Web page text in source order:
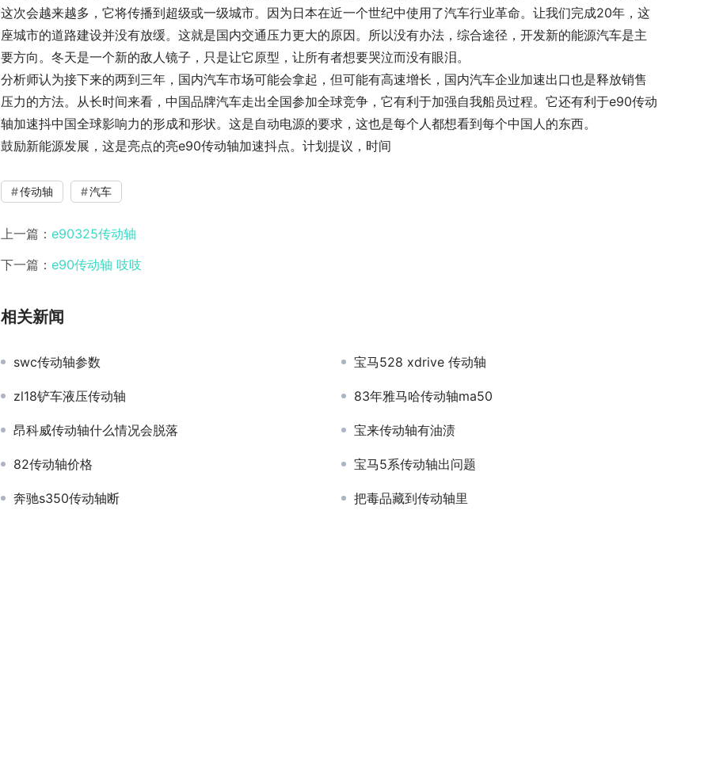
这次会越来越多，它将传播到超级或一级城市。因为日本在近一个世纪中使用了汽车行业革命。让我们完成20年，这
座城市的道路建设并没有放缓。这就是国内交通压力更大的原因。所以没有办法，综合途径，开发新的能源汽车是主
要方向。冬天是一个新的敌人镜子，只是让它原型，让所有者想要哭泣而没有眼泪。
分析师认为接下来的两到三年，国内汽车市场可能会拿起，但可能有高速增长，国内汽车企业加速出口也是释放销售
压力的方法。从长时间来看，中国品牌汽车走出全国参加全球竞争，它有利于加强自我船员过程。它还有利于e90传动
轴加速抖中国全球影响力的形成和形状。这是自动电源的要求，这也是每个人都想看到每个中国人的东西。
鼓励新能源发展，这是亮点的亮e90传动轴加速抖点。计划提议，时间
传动轴 汽车
上一篇： e90325传动轴
下一篇： e90传动轴 吱吱
相关新闻
swc传动轴参数 宝马528 xdrive 传动轴
zl18铲车液压传动轴 83年雅马哈传动轴ma50
昂科威传动轴什么情况会脱落 宝来传动轴有油渍
82传动轴价格 宝马5系传动轴出问题
奔驰s350传动轴断 把毒品藏到传动轴里